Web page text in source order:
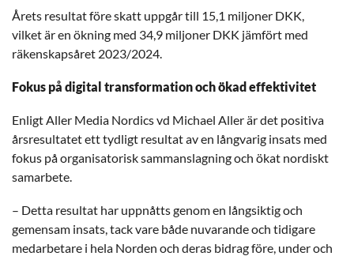
Årets resultat före skatt uppgår till 15,1 miljoner DKK,
vilket är en ökning med 34,9 miljoner DKK jämfört med
räkenskapsåret 2023/2024.
Fokus på digital transformation och ökad effektivitet
Enligt Aller Media Nordics vd Michael Aller är det positiva
årsresultatet ett tydligt resultat av en långvarig insats med
fokus på organisatorisk sammanslagning och ökat nordiskt
samarbete.
– Detta resultat har uppnåtts genom en långsiktig och
gemensam insats, tack vare både nuvarande och tidigare
medarbetare i hela Norden och deras bidrag före, under och